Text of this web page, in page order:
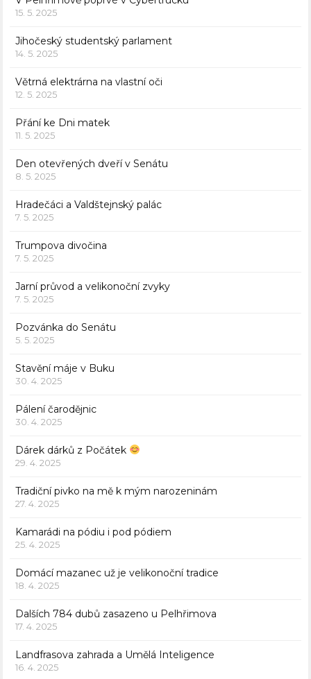
15. 5. 2025
Jihočeský studentský parlament
14. 5. 2025
Větrná elektrárna na vlastní oči
12. 5. 2025
Přání ke Dni matek
11. 5. 2025
Den otevřených dveří v Senátu
8. 5. 2025
Hradečáci a Valdštejnský palác
7. 5. 2025
Trumpova divočina
7. 5. 2025
Jarní průvod a velikonoční zvyky
7. 5. 2025
Pozvánka do Senátu
5. 5. 2025
Stavění máje v Buku
30. 4. 2025
Pálení čarodějnic
30. 4. 2025
Dárek dárků z Počátek
29. 4. 2025
Tradiční pivko na mě k mým narozeninám
27. 4. 2025
Kamarádi na pódiu i pod pódiem
25. 4. 2025
Domácí mazanec už je velikonoční tradice
18. 4. 2025
Dalších 784 dubů zasazeno u Pelhřimova
17. 4. 2025
Landfrasova zahrada a Umělá Inteligence
16. 4. 2025